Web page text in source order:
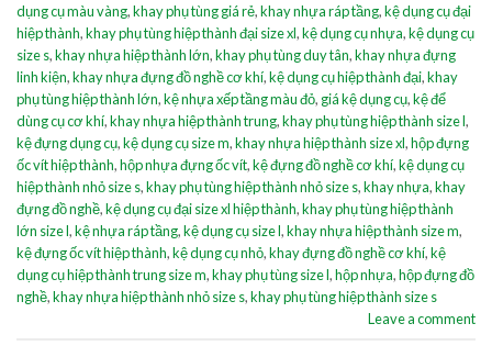
dụng cụ màu vàng,khay phụ tùng giá rẻ,khay nhựa ráp tầng,kệ dụng cụ đại
hiệp thành,khay phụ tùng hiệp thành đại size xl,kệ dụng cụ nhựa,kệ dụng cụ
size s,khay nhựa hiệp thành lớn,khay phụ tùng duy tân,khay nhựa đựng
linh kiện,khay nhựa đựng đồ nghề cơ khí,kệ dụng cụ hiệp thành đại,khay
phụ tùng hiệp thành lớn,kệ nhựa xếp tầng màu đỏ, giá kệ dụng cụ,kệ để
dùng cụ cơ khí,khay nhựa hiệp thành trung,khay phụ tùng hiệp thành size l,
kệ đựng dụng cụ,kệ dụng cụ size m,khay nhựa hiệp thành size xl,hộp đựng
ốc vít hiệp thành,hộp nhựa đựng ốc vít,kệ đựng đồ nghề cơ khí,kệ dụng cụ
hiệp thành nhỏ size s,khay phụ tùng hiệp thành nhỏ size s,khay nhựa,khay
đựng đồ nghề,kệ dụng cụ đại size xl hiệp thành,khay phụ tùng hiệp thành
lớn size l,kệ nhựa ráp tầng,kệ dụng cụ size l,khay nhựa hiệp thành size m,
kệ đựng ốc vít hiệp thành,kệ dụng cụ nhỏ,khay đựng đồ nghề cơ khí,kệ
dụng cụ hiệp thành trung size m,khay phụ tùng size l,hộp nhựa,hộp đựng đồ
nghề,khay nhựa hiệp thành nhỏ size s,khay phụ tùng hiệp thành size s
Leave a comment